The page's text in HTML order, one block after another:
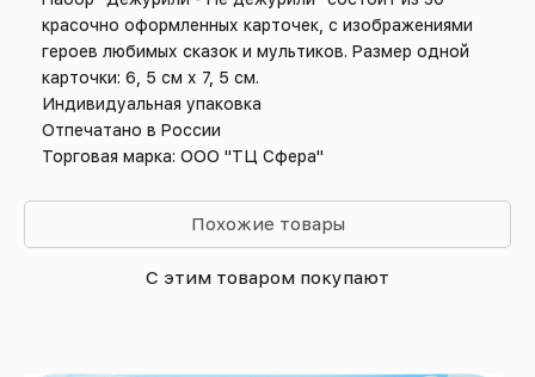
красочно оформленных карточек, с изображениями
героев любимых сказок и мультиков. Размер одной
карточки: 6, 5 см х 7, 5 см.
Индивидуальная упаковка
Отпечатано в России
Торговая марка: ООО "ТЦ Сфера"
Похожие товары
С этим товаром покупают